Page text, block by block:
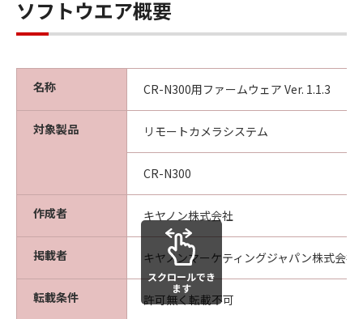
知的財産権も、明示たると黙示たるとを問わ
ず、本契約書によってお客様に譲渡あるいは許
２．制限
(1) お客様は、再使用許諾、譲渡、販売、頒
布、リースもしくは貸与その他の方法により、
第三者に「本ファームウェア」を使用させるこ
とはできません。
(2) お客様は、「本ファームウェア」の全部ま
たは一部を修正、改変、逆コンパイル、逆アセ
ンブル、その他リバースエンジニアリング等す
ることはできません。また第三者にこのような
行為をさせてはなりません。
３．帰属
「本ファームウェア」及び「本プログラム」に
ソフトウエア概要
名称 CR-N300用ファームウェア Ver. 1.1.3
対象製品 リモートカメラシステム
CR-N300
作成者 キヤノン株式会社
掲載者 キヤノンマーケティングジャパン株式会社
転載条件 許可無く転載不可
スクロールでき
ます